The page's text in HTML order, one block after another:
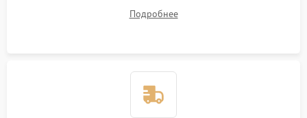
Подробнее